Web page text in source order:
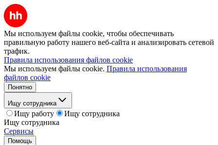
Мы используем файлы cookie, чтобы обеспечивать
правильную работу нашего веб-сайта и анализировать сетевой
трафик.
Правила использования файлов cookie
Мы используем файлы cookie. Правила использования
файлов cookie
Понятно
Ищу сотрудника
Ищу работу
Ищу сотрудника
Ищу сотрудника
Сервисы
Помощь